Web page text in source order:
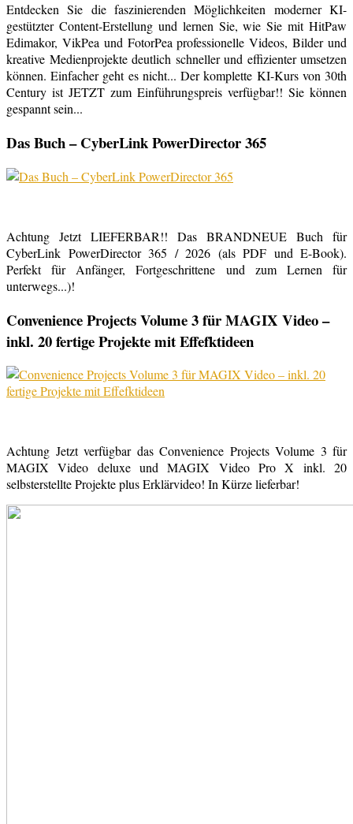
Entdecken Sie die faszinierenden Möglichkeiten moderner KI-
gestützter Content-Erstellung und lernen Sie, wie Sie mit HitPaw
Edimakor, VikPea und FotorPea professionelle Videos, Bilder und
kreative Medienprojekte deutlich schneller und effizienter umsetzen
können. Einfacher geht es nicht... Der komplette KI-Kurs von 30th
Century ist JETZT zum Einführungspreis verfügbar!! Sie können
gespannt sein...
Das Buch – CyberLink PowerDirector 365
Achtung Jetzt LIEFERBAR!! Das BRANDNEUE Buch für
CyberLink PowerDirector 365 / 2026 (als PDF und E-Book).
Perfekt für Anfänger, Fortgeschrittene und zum Lernen für
unterwegs...)!
Convenience Projects Volume 3 für MAGIX Video –
inkl. 20 fertige Projekte mit Effefktideen
Achtung Jetzt verfügbar das Convenience Projects Volume 3 für
MAGIX Video deluxe und MAGIX Video Pro X inkl. 20
selbsterstellte Projekte plus Erklärvideo! In Kürze lieferbar!